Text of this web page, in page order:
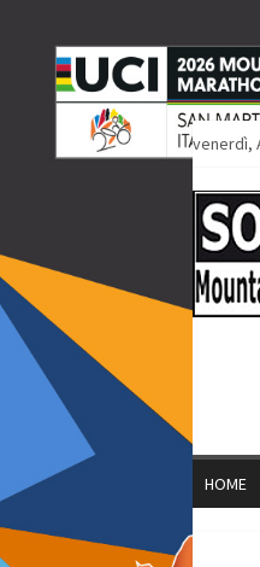
venerdì,
HOME